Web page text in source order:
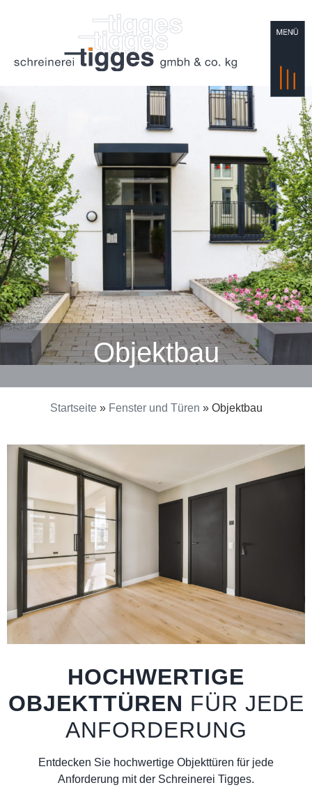
Objektbau
Startseite» Fenster und Türen » Objektbau
HOCHWERTIGE
OBJEKTTÜREN FÜR JEDE
ANFORDERUNG
Entdecken Sie hochwertige Objekttüren für jede
Anforderung mit der Schreinerei Tigges.